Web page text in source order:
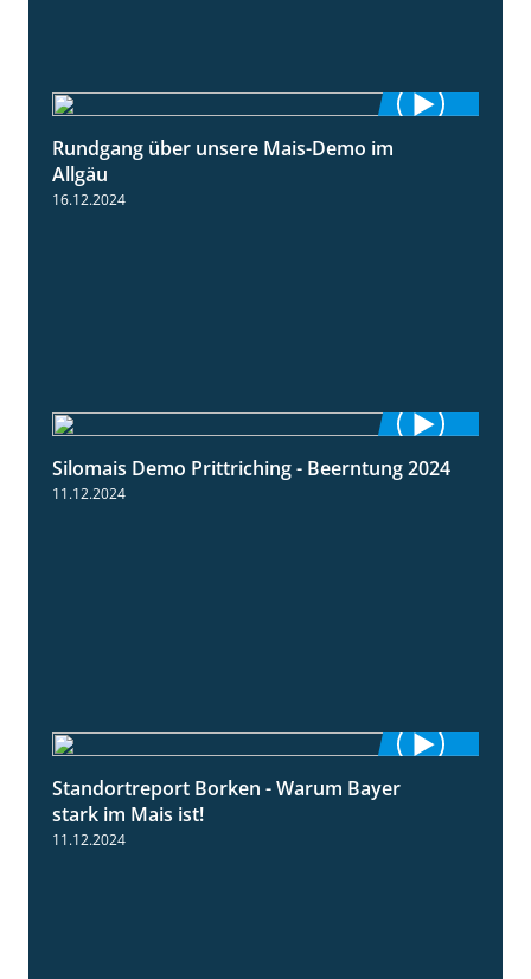
Rundgang über unsere Mais-Demo im
Allgäu
16.12.2024
12:28
Silomais Demo Prittriching - Beerntung 2024
11.12.2024
Standortreport Borken - Warum Bayer
stark im Mais ist!
11.12.2024